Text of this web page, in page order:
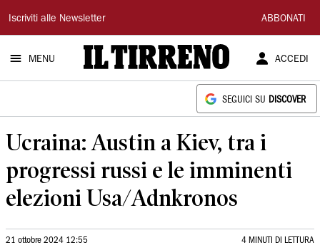
Il
Tirreno
Iscriviti alle Newsletter ABBONATI
MENU ACCEDI
SEGUICI SU DISCOVER
Ucraina: Austin a Kiev, tra i
progressi russi e le imminenti
elezioni Usa/Adnkronos
21 ottobre 2024 12:55 4 MINUTI DI LETTURA